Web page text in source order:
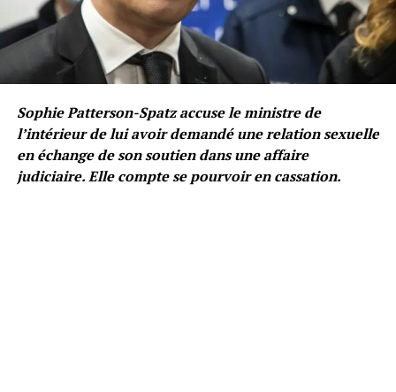
Sophie Patterson-Spatz accuse le ministre de
l’intérieur de lui avoir demandé une relation sexuelle
en échange de son soutien dans une affaire
judiciaire. Elle compte se pourvoir en cassation.